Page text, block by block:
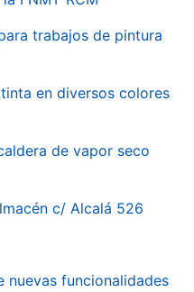
trabajos de pintura
en diversos colores
de vapor seco
c/ Alcalá 526
nuevas funcionalidades